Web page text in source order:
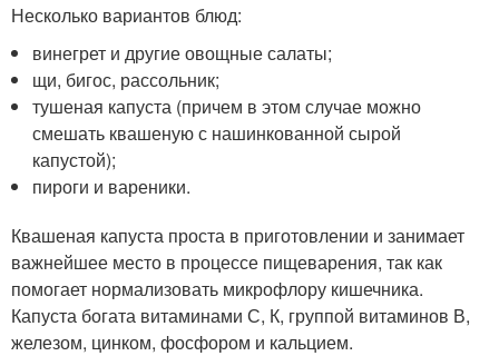
Несколько вариантов блюд:
винегрет и другие овощные салаты;
щи, бигос, рассольник;
тушеная капуста (причем в этом случае можно
смешать квашеную с нашинкованной сырой
капустой);
пироги и вареники.
Квашеная капуста проста в приготовлении и занимает
важнейшее место в процессе пищеварения, так как
помогает нормализовать микрофлору кишечника.
Капуста богата витаминами С, К, группой витаминов В,
железом, цинком, фосфором и кальцием.